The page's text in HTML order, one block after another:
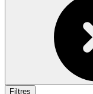
Filtres